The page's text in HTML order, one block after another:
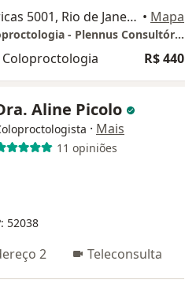
Avenida das Américas 5001, Rio de Janeiro • Mapa
Consultório de Coloproctologia - Plennus Consultórios
R$ 440
Aline Picolo
· Mais
11 opiniões
52038
2 Teleconsulta